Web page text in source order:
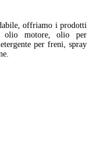
offriamo i prodotti
olio motore, olio per
per freni, spray